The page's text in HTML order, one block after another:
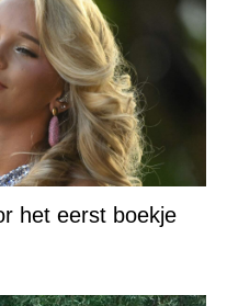
het eerst boekje